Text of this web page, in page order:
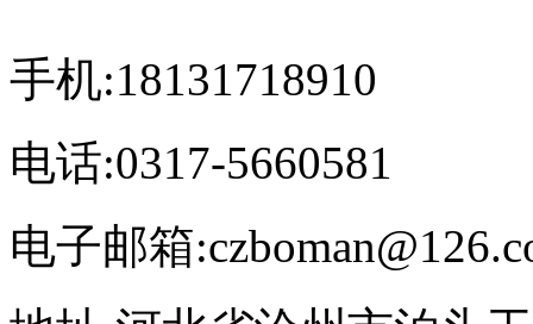
手机:18131718910
电话:0317-5660581
电子邮箱